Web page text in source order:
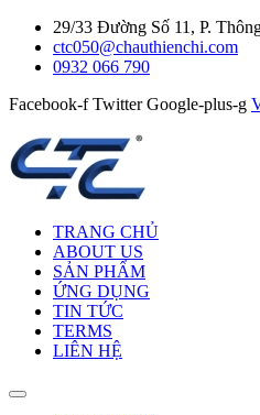
29/33 Đường Số 11, P.
ctc050@chauthienchi.com
0932 066 790
Facebook-f Twitter Google-plus-g
TRANG CHỦ
ABOUT US
SẢN PHẨM
ỨNG DỤNG
TIN TỨC
TERMS
LIÊN HỆ